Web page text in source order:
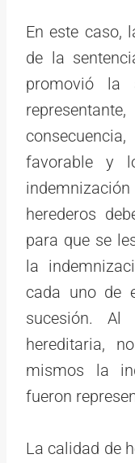
En este caso,
de la
promovió la
favorable y
herederos
para que se
la
cada uno de
sucesión. Al
hereditaria,
mismos la
fueron
La calidad de